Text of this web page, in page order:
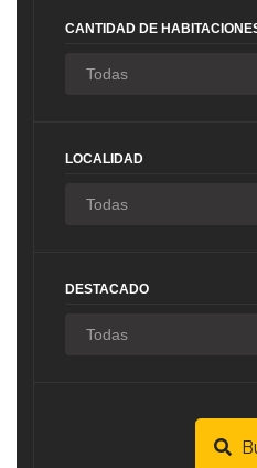
CANTIDAD DE
LOCALIDAD
DESTACADO